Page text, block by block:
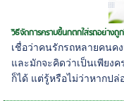
วิธีจัดการคราบขี้นกตกใส่รถอย่างถู
เชื่อว่าคนรักรถหลายคนค
และมักจะคิดว่าเป็นเพียง
ก็ได้ แต่รู้หรือไม่ว่าหากปล่